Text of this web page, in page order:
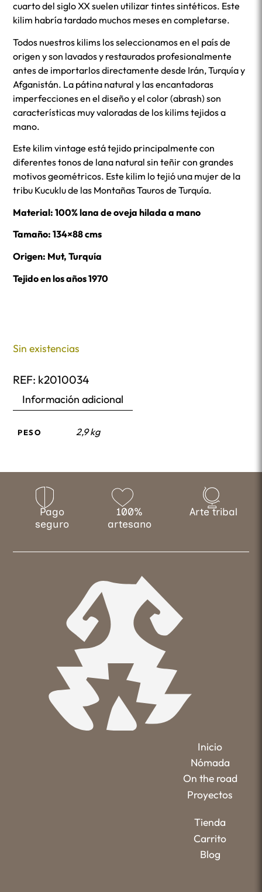
cuarto del siglo XX suelen utilizar tintes sintéticos. Este
kilim habría tardado muchos meses en completarse.
Todos nuestros kilims los seleccionamos en el país de
origen y son lavados y restaurados profesionalmente
antes de importarlos directamente desde Irán, Turquía y
Afganistán. La pátina natural y las encantadoras
imperfecciones en el diseño y el color (abrash) son
características muy valoradas de los kilims tejidos a
mano.
Este kilim vintage está tejido principalmente con
diferentes tonos de lana natural sin teñir con grandes
motivos geométricos. Este kilim lo tejió una mujer de la
tribu Kucuklu de las Montañas Tauros de Turquía.
Material: 100% lana de oveja hilada a mano
Tamaño: 134×88 cms
Origen: Mut, Turquía
Tejido en los años 1970
Sin existencias
REF: k2010034
Información adicional
PESO 2,9 kg
Pago
seguro
100%
artesano
Arte tribal
Inicio
Nómada
On the road
Proyectos
Tienda
Carrito
Blog